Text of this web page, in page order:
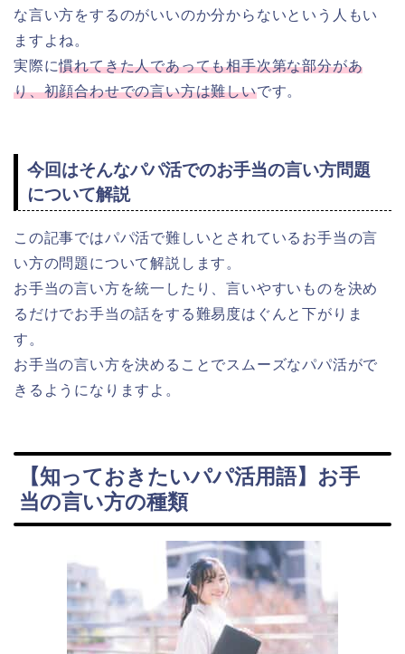
な言い方をするのがいいのか分からないという人もい
ますよね。
実際に慣れてきた人であっても相手次第な部分があ
り、初顔合わせでの言い方は難しいです。
今回はそんなパパ活でのお手当の言い方問題
について解説
この記事ではパパ活で難しいとされているお手当の言
い方の問題について解説します。
お手当の言い方を統一したり、言いやすいものを決め
るだけでお手当の話をする難易度はぐんと下がりま
す。
お手当の言い方を決めることでスムーズなパパ活がで
きるようになりますよ。
【知っておきたいパパ活用語】お手
当の言い方の種類